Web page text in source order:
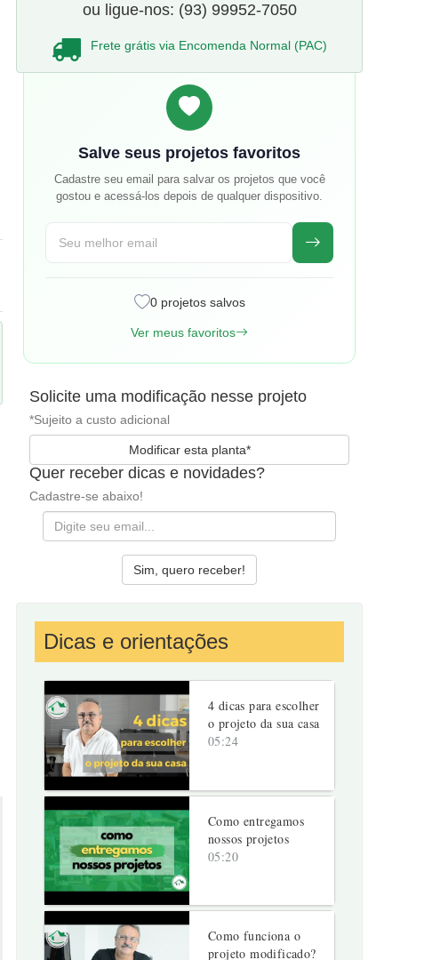
ou ligue-nos: (93) 99952-7050
Frete grátis via Encomenda Normal (PAC)
Salve seus projetos favoritos
Cadastre seu email para salvar os projetos que você
gostou e acessá-los depois de qualquer dispositivo.
0 projetos salvos
Ver meus favoritos
Solicite uma modificação nesse projeto
*Sujeito a custo adicional
Modificar esta planta*
Quer receber dicas e novidades?
Cadastre-se abaixo!
Dicas e orientações
4 dicas para escolher
o projeto da sua casa
05:24
Como entregamos
nossos projetos
05:20
Como funciona o
projeto modificado?